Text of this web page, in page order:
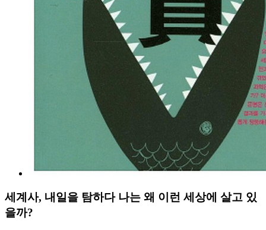
세계사, 내일을 탐하다 나는 왜 이런 세상에 살고 있
을까?